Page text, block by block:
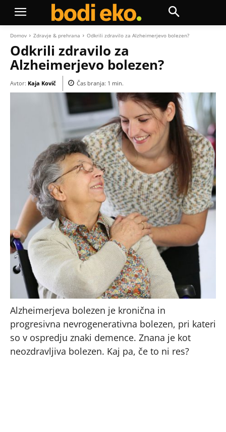
Domov Zdravje & prehrana Odkrili zdravilo za Alzheimerjevo bolezen?
Odkrili zdravilo za
Alzheimerjevo bolezen?
Avtor: Kaja Kovič Čas branja: 1 min.
Alzheimerjeva bolezen je kronična in
progresivna nevrogenerativna bolezen, pri kateri
so v ospredju znaki demence. Znana je kot
neozdravljiva bolezen. Kaj pa, če to ni res?